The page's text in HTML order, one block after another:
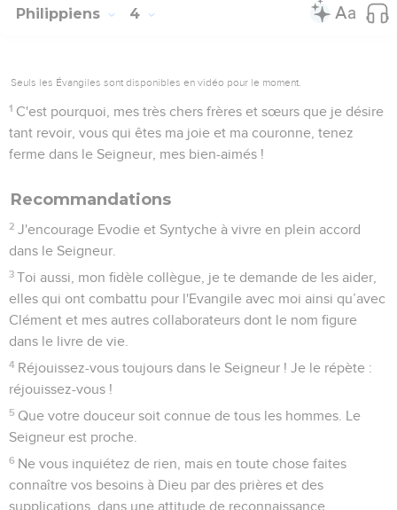
Philippiens 4
Seuls les Évangiles sont disponibles en vidéo pour le moment.
1 C'est pourquoi, mes très chers frères et sœurs que je désire
tant revoir, vous qui êtes ma joie et ma couronne, tenez
ferme dans le Seigneur, mes bien-aimés !
Recommandations
2 J'encourage Evodie et Syntyche à vivre en plein accord
dans le Seigneur.
3 Toi aussi, mon fidèle collègue, je te demande de les aider,
elles qui ont combattu pour l'Evangile avec moi ainsi qu’avec
Clément et mes autres collaborateurs dont le nom figure
dans le livre de vie.
4 Réjouissez-vous toujours dans le Seigneur ! Je le répète :
réjouissez-vous !
5 Que votre douceur soit connue de tous les hommes. Le
Seigneur est proche.
6 Ne vous inquiétez de rien, mais en toute chose faites
connaître vos besoins à Dieu par des prières et des
supplications, dans une attitude de reconnaissance.